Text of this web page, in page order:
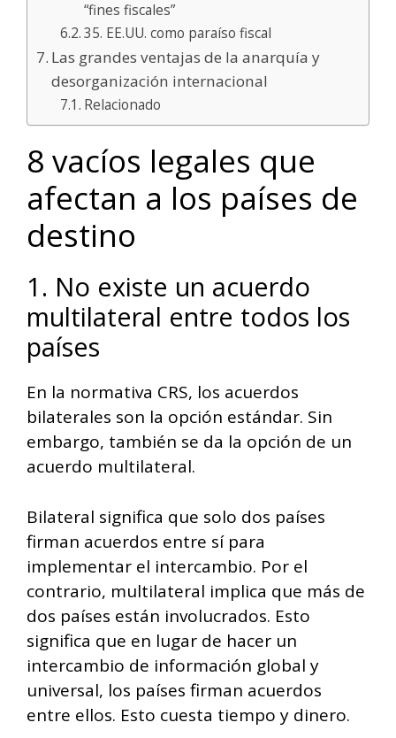
“fines fiscales”
35. EE.UU. como paraíso fiscal
Las grandes ventajas de la anarquía y
desorganización internacional
Relacionado
8 vacíos legales que
afectan a los países de
destino
1. No existe un acuerdo
multilateral entre todos los
países
En la normativa CRS, los acuerdos
bilaterales son la opción estándar. Sin
embargo, también se da la opción de un
acuerdo multilateral.
Bilateral significa que solo dos países
firman acuerdos entre sí para
implementar el intercambio. Por el
contrario, multilateral implica que más de
dos países están involucrados. Esto
significa que en lugar de hacer un
intercambio de información global y
universal, los países firman acuerdos
entre ellos. Esto cuesta tiempo y dinero.